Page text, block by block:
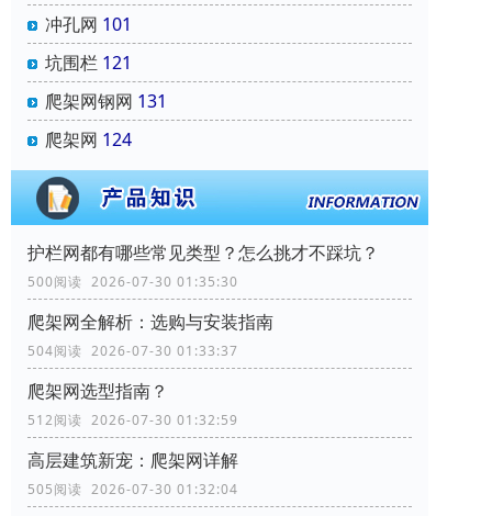
冲孔网 101
坑围栏 121
爬架网钢网 131
爬架网 124
‌护栏网‌都有哪些常见类型？怎么挑才不踩坑？
500阅读 2026-07-30 01:35:30
爬架网全解析：选购与安装指南
504阅读 2026-07-30 01:33:37
爬架网选型指南？
512阅读 2026-07-30 01:32:59
高层建筑新宠：爬架网详解
505阅读 2026-07-30 01:32:04